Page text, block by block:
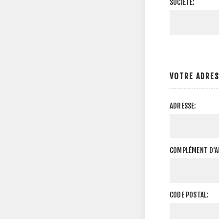
SOCIÉTÉ:
VOTRE
ADRESSE:
COMPLÉMENT
CODE POSTAL: